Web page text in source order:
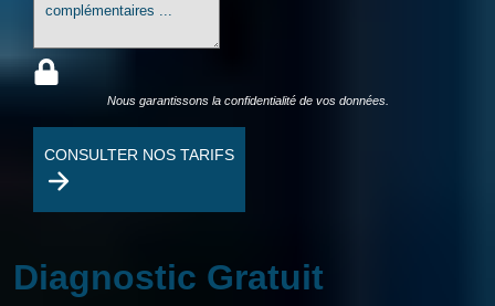
Nous garantissons la confidentialité de vos données.
CONSULTER NOS TARIFS
Diagnostic Gratuit